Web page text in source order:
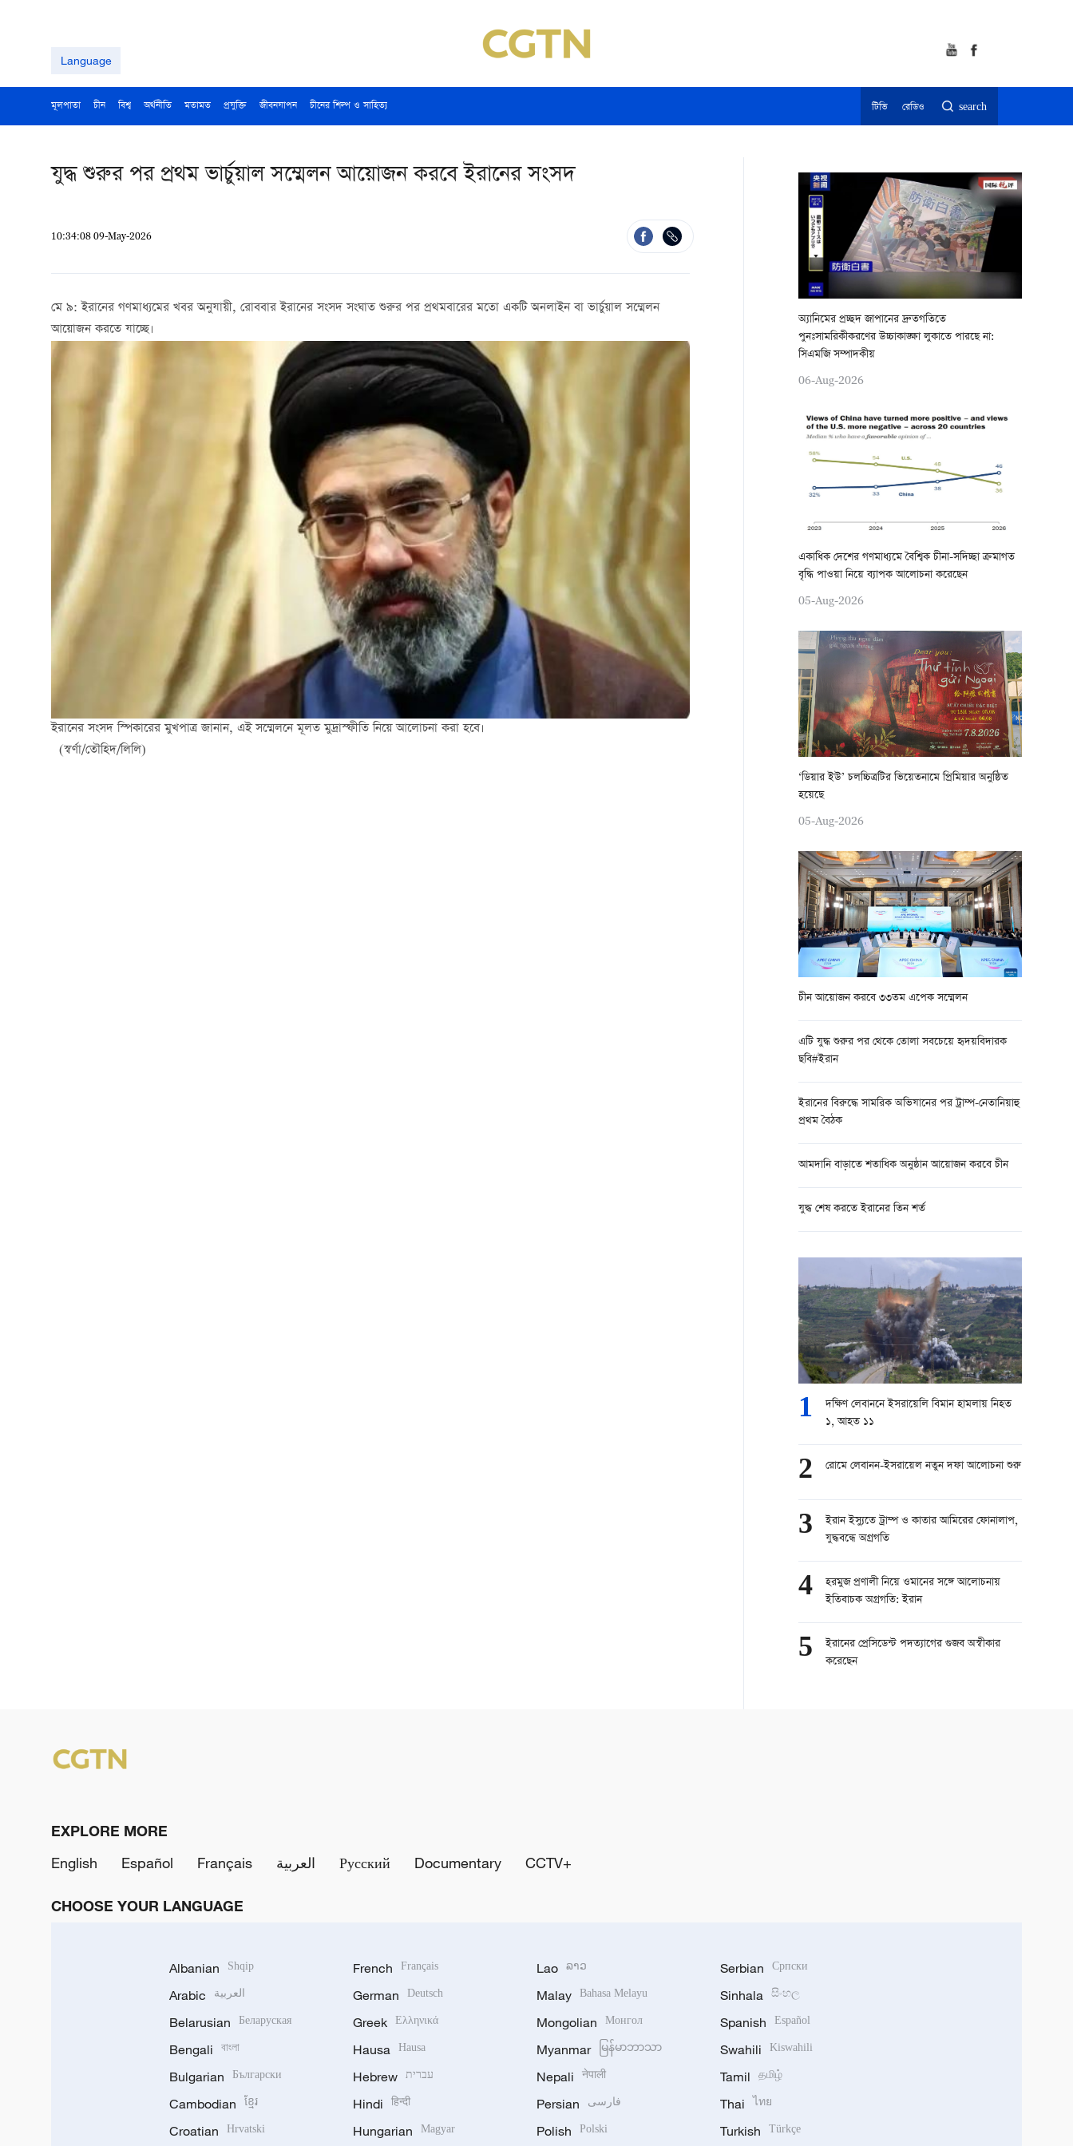
Language
মূলপাতা চীন বিশ্ব অর্থনীতি মতামত প্রযুক্তি জীবনযাপন চীনের শিল্প ও সাহিত্য টিভি রেডিও search
যুদ্ধ শুরুর পর প্রথম ভার্চুয়াল সম্মেলন আয়োজন করবে ইরানের সংসদ
10:34:08 09-May-2026
মে ৯: ইরানের গণমাধ্যমের খবর অনুযায়ী, রোববার ইরানের সংসদ সংঘাত শুরুর পর প্রথমবারের মতো একটি অনলাইন বা ভার্চুয়াল সম্মেলন
আয়োজন করতে যাচ্ছে।
ইরানের সংসদ স্পিকারের মুখপাত্র জানান, এই সম্মেলনে মূলত মুদ্রাস্ফীতি নিয়ে আলোচনা করা হবে।
(স্বর্ণা/তৌহিদ/লিলি)
অ্যানিমের প্রচ্ছদ জাপানের দ্রুতগতিতে
পুনঃসামরিকীকরণের উচ্চাকাঙ্ক্ষা লুকাতে পারছে না:
সিএমজি সম্পাদকীয়
06-Aug-2026
একাধিক দেশের গণমাধ্যমে বৈশ্বিক চীনা-সদিচ্ছা ক্রমাগত
বৃদ্ধি পাওয়া নিয়ে ব্যাপক আলোচনা করেছেন
05-Aug-2026
‘ডিয়ার ইউ’ চলচ্চিত্রটির ভিয়েতনামে প্রিমিয়ার অনুষ্ঠিত
হয়েছে
05-Aug-2026
চীন আয়োজন করবে ৩৩তম এপেক সম্মেলন
এটি যুদ্ধ শুরুর পর থেকে তোলা সবচেয়ে হৃদয়বিদারক
ছবি#ইরান
ইরানের বিরুদ্ধে সামরিক অভিযানের পর ট্রাম্প-নেতানিয়াহু
প্রথম বৈঠক
আমদানি বাড়াতে শতাধিক অনুষ্ঠান আয়োজন করবে চীন
যুদ্ধ শেষ করতে ইরানের তিন শর্ত
1
দক্ষিণ লেবাননে ইসরায়েলি বিমান হামলায় নিহত
১, আহত ১১
2 রোমে লেবানন-ইসরায়েল নতুন দফা আলোচনা শুরু
3
ইরান ইস্যুতে ট্রাম্প ও কাতার আমিরের ফোনালাপ,
যুদ্ধবন্ধে অগ্রগতি
4
হরমুজ প্রণালী নিয়ে ওমানের সঙ্গে আলোচনায়
ইতিবাচক অগ্রগতি: ইরান
5
ইরানের প্রেসিডেন্ট পদত্যাগের গুজব অস্বীকার
করেছেন
EXPLORE MORE
English
Español Français العربية Русский Documentary CCTV+
CHOOSE YOUR LANGUAGE
Albanian Shqip
Arabic العربية
Belarusian Беларуская
Bengali বাংলা
Bulgarian Български
Cambodian ខ្មែរ
Croatian Hrvatski
French Français
German Deutsch
Greek Ελληνικά
Hausa Hausa
Hebrew עברית
Hindi हिन्दी
Hungarian Magyar
Lao ລາວ
Malay Bahasa Melayu
Mongolian Монгол
Myanmar မြန်မာဘာသာ
Nepali नेपाली
Persian فارسی
Polish Polski
Serbian Српски
Sinhala සිංහල
Spanish Español
Swahili Kiswahili
Tamil தமிழ்
Thai ไทย
Turkish Türkçe